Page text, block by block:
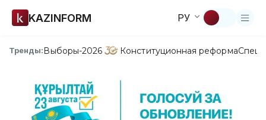
KAZINFORM РУ
Тренды:Выборы-2026 Конституционная реформа